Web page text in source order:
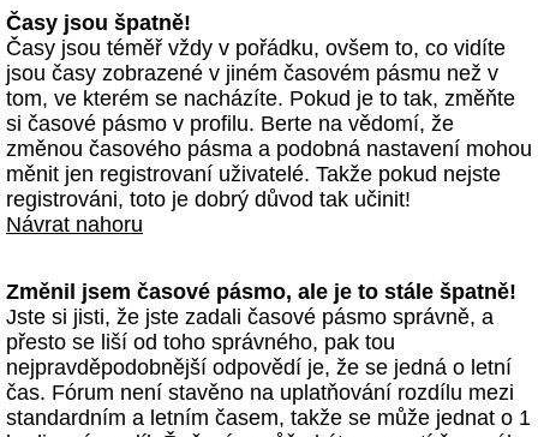
Časy jsou špatně!
Časy jsou téměř vždy v pořádku, ovšem to, co vidíte
jsou časy zobrazené v jiném časovém pásmu než v
tom, ve kterém se nacházíte. Pokud je to tak, změňte
si časové pásmo v profilu. Berte na vědomí, že
změnou časového pásma a podobná nastavení mohou
měnit jen registrovaní uživatelé. Takže pokud nejste
registrováni, toto je dobrý důvod tak učinit!
Návrat nahoru
Změnil jsem časové pásmo, ale je to stále špatně!
Jste si jisti, že jste zadali časové pásmo správně, a
přesto se liší od toho správného, pak tou
nejpravděpodobnější odpovědí je, že se jedná o letní
čas. Fórum není stavěno na uplatňování rozdílu mezi
standardním a letním časem, takže se může jednat o 1